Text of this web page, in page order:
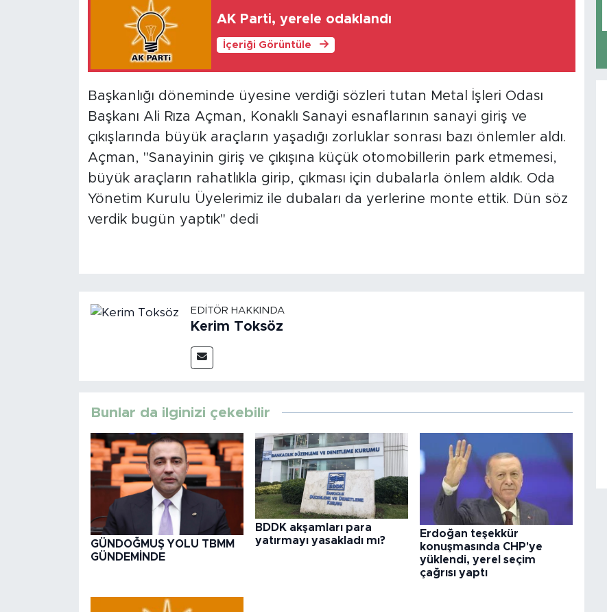
AK Parti, yerele odaklandı
İçeriği Görüntüle
Başkanlığı döneminde üyesine verdiği sözleri tutan Metal İşleri Odası
Başkanı Ali Rıza Açman, Konaklı Sanayi esnaflarının sanayi giriş ve
çıkışlarında büyük araçların yaşadığı zorluklar sonrası bazı önlemler aldı.
Açman, "Sanayinin giriş ve çıkışına küçük otomobillerin park etmemesi,
büyük araçların rahatlıkla girip, çıkması için dubalarla önlem aldık. Oda
Yönetim Kurulu Üyelerimiz ile dubaları da yerlerine monte ettik. Dün söz
verdik bugün yaptık" dedi
EDITÖR HAKKINDA
Kerim Toksöz
Bunlar da ilginizi çekebilir
GÜNDOĞMUŞ YOLU TBMM
GÜNDEMİNDE
BDDK akşamları para
yatırmayı yasakladı mı?
Erdoğan teşekkür
konuşmasında CHP'ye
yüklendi, yerel seçim
çağrısı yaptı